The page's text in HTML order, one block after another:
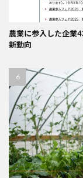
農業に参入した企業
新動向